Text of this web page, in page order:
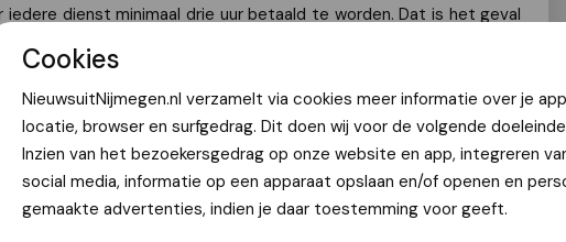
Cookies
NieuwsuitNijmegen.nl verzamelt via cookies meer informatie over je
locatie, browser en surfgedrag. Dit doen wij voor de volgende
Inzien van het bezoekersgedrag op onze website en app, integreren
social media, informatie op een apparaat opslaan en/of openen en
gemaakte advertenties, indien je daar toestemming voor geeft.
dienst minimaal drie uur betaald te worden. Dat is het geval
beschikbaarheid kan doorgeven en je vervolgens telkens op
tijdstippen wordt ingeroosterd. Bijvoorbeeld: de ene week werk je
de andere week op maandag en vrijdag etc. In zo’n situatie zou
2 uur gewoon drie uur betaald moeten krijgen.
oproepovereenkomst
waarin niet is bepaald hoeveel uur je per week werkt.
Dit wordt ook wel een oproepovereenkomst genoemd. Veel